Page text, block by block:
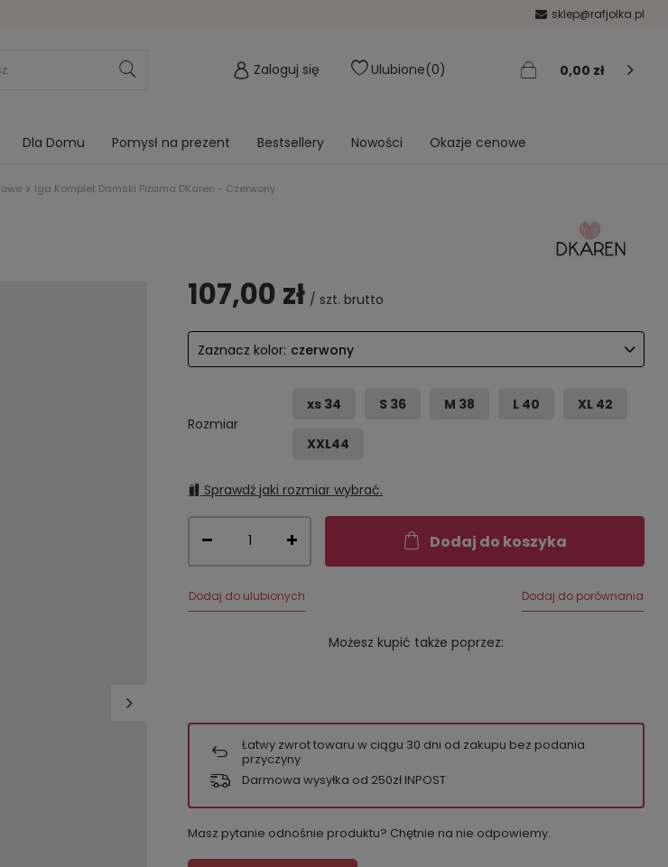
sklep@rafjolka.pl
Zaloguj się Ulubione 0 0,00 zł
Dla Domu Pomysł na prezent Bestsellery Nowości Okazje cenowe
Iga Komplet Damski Piżama DKaren - Czerwony
107,00 zł / szt. brutto
Zaznacz kolor: czerwony
Rozmiar
xs 34 S 36 M 38 L 40 XL 42
XXL44
Sprawdź jaki rozmiar wybrać.
Dodaj do koszyka
Dodaj do ulubionych Dodaj do porównania
Możesz kupić także poprzez:
Łatwy zwrot towaru w ciągu 30 dni od zakupu bez podania
przyczyny
Darmowa wysyłka od 250zł INPOST
Masz pytanie odnośnie produktu? Chętnie na nie odpowiemy.